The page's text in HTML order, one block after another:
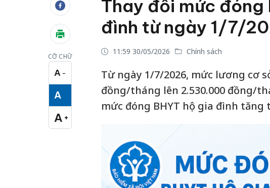
CỠ CHỮ
A −
Cỡ chữ nhỏ
A
Cỡ chữ vừa
A +
Cỡ chữ lớn
Thay đổi mức
đình từ ngày 1/7/
11:59 30/05/2026 Chính sách
Từ ngày 1/7/2026, mức lương cơ
đồng/tháng lên 2.530.000 đồng/
mức đóng BHYT hộ gia đình